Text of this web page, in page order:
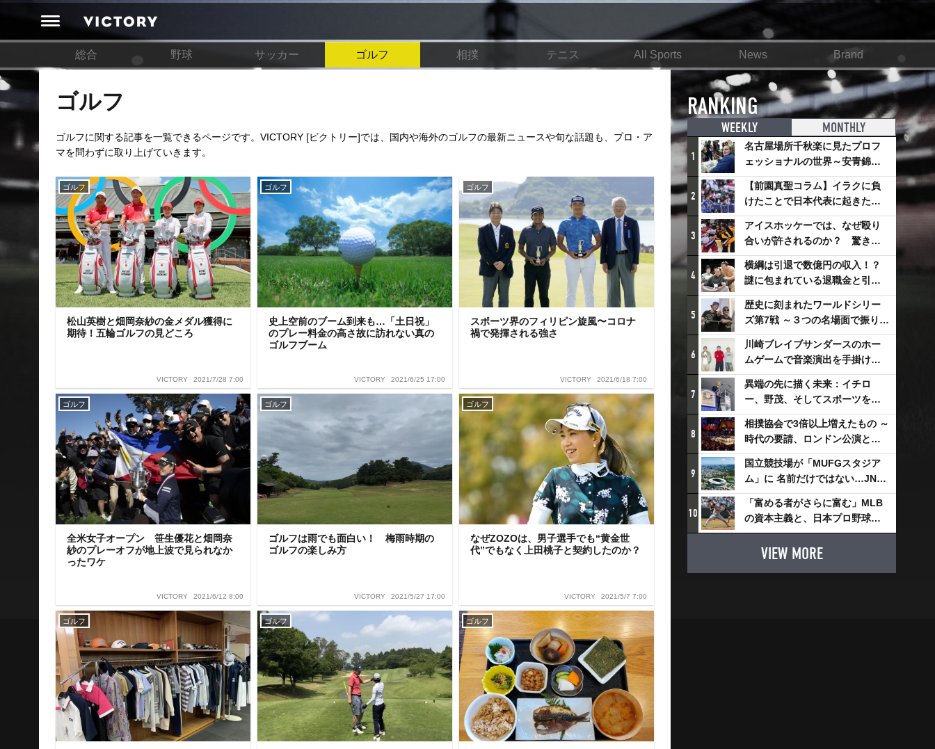
総合 野球 サッカー ゴルフ 相撲 テニス All Sports News Brand
ゴルフ
ゴルフに関する記事を一覧できるページです。VICTORY [ビクトリー]では、国内や海外のゴルフの最新ニュースや旬な話題も、プロ・ア
マを問わずに取り上げていきます。
ゴルフ
松山英樹と畑岡奈紗の金メダル獲得に
期待！五輪ゴルフの見どころ
VICTORY 2021/7/28 7:00
ゴルフ
史上空前のブーム到来も…「土日祝」
のプレー料金の高さ故に訪れない真の
ゴルフブーム
VICTORY 2021/6/25 17:00
ゴルフ
スポーツ界のフィリピン旋風〜コロナ
禍で発揮される強さ
VICTORY 2021/6/18 7:00
ゴルフ
全米女子オープン 笹生優花と畑岡奈
紗のプレーオフが地上波で見られなか
ったワケ
VICTORY 2021/6/12 8:00
ゴルフ
ゴルフは雨でも面白い！ 梅雨時期の
ゴルフの楽しみ方
VICTORY 2021/5/27 17:00
ゴルフ
なぜZOZOは、男子選手でも“黄金世
代”でもなく上田桃子と契約したのか？
VICTORY 2021/5/7 7:00
ゴルフ ゴルフ ゴルフ
RANKING
WEEKLY MONTHLY
1
名古屋場所千秋楽に見たプロフ
ェッショナルの世界～安青錦の
優勝を巡るさまざまなドラマ
2
【前園真聖コラム】イラクに負
けたことで日本代表に起きたプ
ラスとは
3
アイスホッケーでは、なぜ殴り
合いが許されるのか？ 驚きの
「ファイティング」ルールにつ
いて
4
横綱は引退で数億円の収入！？
謎に包まれている退職金と引退
相撲興行
5
歴史に刻まれたワールドシリー
ズ第7戦 ～３つの名場面で振り返
る～
6
川崎ブレイブサンダースのホー
ムゲームで音楽演出を手掛ける
スチャダラパーが川崎新！アリ
ーナシティ・プロジェクトを語
る 「楽しみでしかないでしょ。
川崎は、ずっと成長曲線だか
ら」
7
異端の先に描く未来：イチロ
ー、野茂、そしてスポーツを支
える科学界の挑戦
8
相撲協会で3倍以上増えたもの ～
時代の要請、ロンドン公演と古
式大相撲
9
国立競技場が「MUFGスタジア
ム」に 名前だけではない…JNSE
とMUFGが“共創”し描く地域活
性化・社会価値創造の近未来図
とは
10
「富める者がさらに富む」MLB
の資本主義と、日本プロ野球が
踏み出せない一歩
VIEW MORE